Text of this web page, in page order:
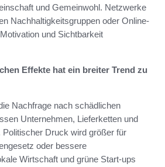
und Gemeinwohl. Netzwerke
Nachhaltigkeitsgruppen oder Online-
und Sichtbarkeit
Effekte hat ein breiter Trend zu
Nachfrage nach schädlichen
Unternehmen, Lieferketten und
Druck wird größer für
oder bessere
Wirtschaft und grüne Start-ups